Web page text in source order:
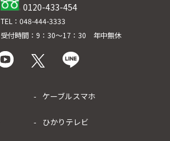
0120-433-454
TEL：048-444-3333
受付時間：9：30～17：30 年中無休
ケーブルスマホ
ひかりテレビ